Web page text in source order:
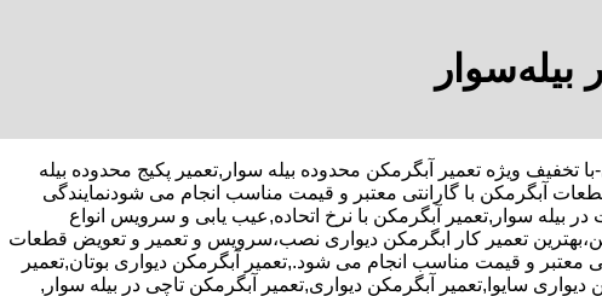
بیله‌سوار
فتاحی-با تخفیف ویژه تعمیر آبگرمکن محدوده بیله سوار,تعمیر پکیج محدوده بیله
آبگرمکن با گارانتی معتبر و قیمت مناسب انجام می شودنمایندگی
بیله سوار,تعمیر آبگرمکن با نرخ اتحاده,عیب یابی و سرویس انواع
تعمیر کار ابگرمکن دیواری نصب،سرویس و تعمیر و تعویض قطعات
و قیمت مناسب انجام می شود.,تعمیر آبگرمکن دیواری بوتان,تعمیر
سایوا,تعمیر آبگرمکن دیواری,تعمیر آبگرمکن تاچی در بیله سوار,